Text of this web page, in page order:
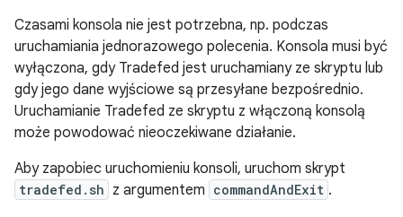
Czasami konsola nie jest potrzebna, np. podczas
uruchamiania jednorazowego polecenia. Konsola musi być
wyłączona, gdy Tradefed jest uruchamiany ze skryptu lub
gdy jego dane wyjściowe są przesyłane bezpośrednio.
Uruchamianie Tradefed ze skryptu z włączoną konsolą
może powodować nieoczekiwane działanie.
Aby zapobiec uruchomieniu konsoli, uruchom skrypt
tradefed.sh z argumentem commandAndExit .